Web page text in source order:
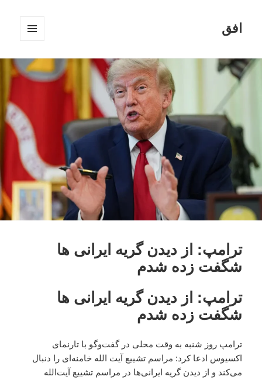
افق
ابزارک‌ها
ترامپ: از دیدن گریه ایرانی ها
شگفت زده شدم
ترامپ: از دیدن گریه ایرانی ها
شگفت زده شدم
ترامپ روز شنبه به وقت محلی در گفت‌و‌گو با تارنمای
اکسیوس ادعا کرد: مراسم تشییع آیت الله خامنه‌ای را دنبال
می‌کند و از دیدن گریه ایرانی‌ها در مراسم تشییع آیت‌الله